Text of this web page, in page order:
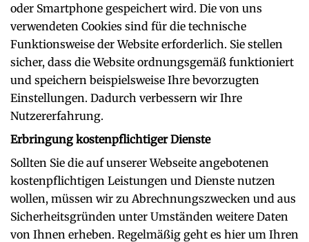
oder Smartphone gespeichert wird. Die von uns
verwendeten Cookies sind für die technische
Funktionsweise der Website erforderlich. Sie stellen
sicher, dass die Website ordnungsgemäß funktioniert
und speichern beispielsweise Ihre bevorzugten
Einstellungen. Dadurch verbessern wir Ihre
Nutzererfahrung.
Erbringung kostenpflichtiger Dienste
Sollten Sie die auf unserer Webseite angebotenen
kostenpflichtigen Leistungen und Dienste nutzen
wollen, müssen wir zu Abrechnungszwecken und aus
Sicherheitsgründen unter Umständen weitere Daten
von Ihnen erheben. Regelmäßig geht es hier um Ihren